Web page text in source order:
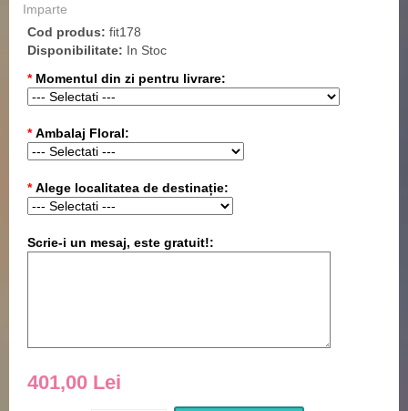
Imparte
Cod produs: fit178
Disponibilitate: In Stoc
* Momentul din zi pentru livrare:
* Ambalaj Floral:
* Alege localitatea de destinație:
Scrie-i un mesaj, este gratuit!:
401,00 Lei